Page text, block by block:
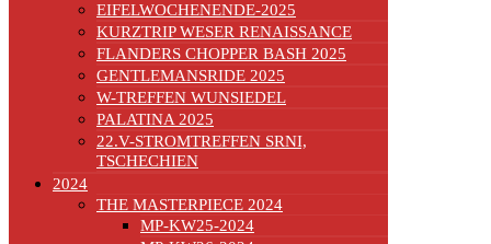
EIFELWOCHENENDE-2025
KURZTRIP WESER RENAISSANCE
FLANDERS CHOPPER BASH 2025
GENTLEMANSRIDE 2025
W-TREFFEN WUNSIEDEL
PALATINA 2025
22.V-STROMTREFFEN SRNI,
TSCHECHIEN
2024
THE MASTERPIECE 2024
MP-KW25-2024